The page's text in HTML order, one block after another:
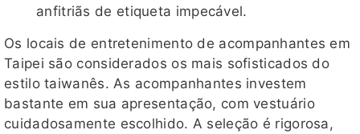
anfitriãs de etiqueta impecável.
Os locais de entretenimento de acompanhantes em
Taipei são considerados os mais sofisticados do
estilo taiwanês. As acompanhantes investem
bastante em sua apresentação, com vestuário
cuidadosamente escolhido. A seleção é rigorosa,